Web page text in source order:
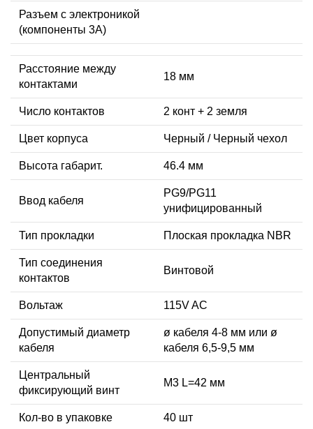
Разъем с электроникой
(компоненты 3A)
Расстояние между
контактами
18 мм
Число контактов 2 конт + 2 земля
Цвет корпуса Черный / Черный чехол
Высота габарит. 46.4 мм
Ввод кабеля
PG9/PG11
унифицированный
Тип прокладки Плоская прокладка NBR
Тип соединения
контактов
Винтовой
Вольтаж 115V AC
Допустимый диаметр
кабеля
ø кабеля 4-8 мм или ø
кабеля 6,5-9,5 мм
Центральный
фиксирующий винт
М3 L=42 мм
Кол-во в упаковке 40 шт